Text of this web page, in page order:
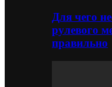
Для чего
рулевого
правильно